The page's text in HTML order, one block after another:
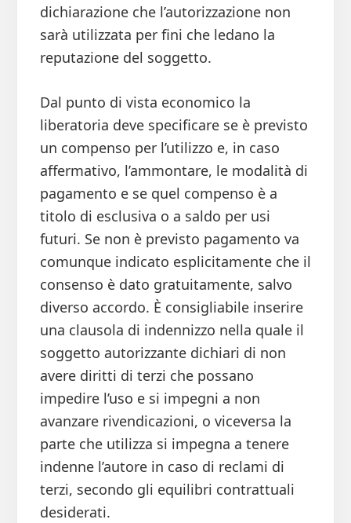
dichiarazione che l’autorizzazione non
sarà utilizzata per fini che ledano la
reputazione del soggetto.
Dal punto di vista economico la
liberatoria deve specificare se è previsto
un compenso per l’utilizzo e, in caso
affermativo, l’ammontare, le modalità di
pagamento e se quel compenso è a
titolo di esclusiva o a saldo per usi
futuri. Se non è previsto pagamento va
comunque indicato esplicitamente che il
consenso è dato gratuitamente, salvo
diverso accordo. È consigliabile inserire
una clausola di indennizzo nella quale il
soggetto autorizzante dichiari di non
avere diritti di terzi che possano
impedire l’uso e si impegni a non
avanzare rivendicazioni, o viceversa la
parte che utilizza si impegna a tenere
indenne l’autore in caso di reclami di
terzi, secondo gli equilibri contrattuali
desiderati.